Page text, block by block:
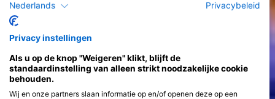
Nederlands Privacybeleid
Privacy instellingen
Als u op de knop "Weigeren" klikt, blijft de
standaardinstelling van alleen strikt noodzakelijke cookie
behouden.
Wij en onze partners slaan informatie op en/of openen deze op een